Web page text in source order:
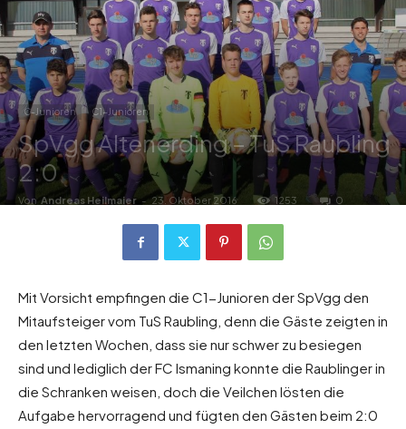
C-Junioren C1-Junioren
SpVgg Altenerding – TuS Raubling
2:0
Von Andreas Heilmaier - 23. Oktober 2016 1253 0
Mit Vorsicht empfingen die C1-Junioren der SpVgg den
Mitaufsteiger vom TuS Raubling, denn die Gäste zeigten in
den letzten Wochen, dass sie nur schwer zu besiegen
sind und lediglich der FC Ismaning konnte die Raublinger in
die Schranken weisen, doch die Veilchen lösten die
Aufgabe hervorragend und fügten den Gästen beim 2:0